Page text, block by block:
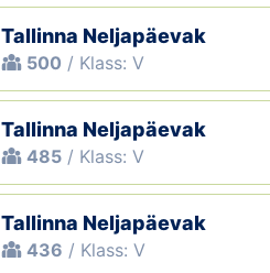
Tallinna Neljapäevak
500 / Klass: V
Tallinna Neljapäevak
485 / Klass: V
Tallinna Neljapäevak
436 / Klass: V